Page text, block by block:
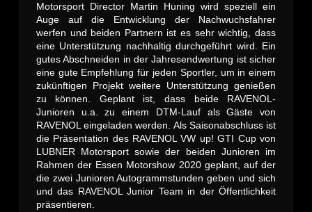
Motorsport Director Martin Huning wird speziell ein
Auge auf die Entwicklung der Nachwuchsfahrer
werfen und beiden Partnern ist es sehr wichtig, dass
eine Unterstützung nachhaltig durchgeführt wird. Ein
gutes Abschneiden in der Jahresendwertung ist sicher
eine gute Empfehlung für jeden Sportler, um in einem
zukünftigen Projekt weitere Unterstützung genießen
zu können. Geplant ist, dass beide RAVENOL-
Junioren u.a. zu einem DTM-Lauf als Gäste von
RAVENOL eingeladen werden. Als Saisonabschluss ist
die Präsentation des RAVENOL VW up! GTI Cup von
LUBNER Motorsport sowie der beiden Junioren im
Rahmen der Essen Motorshow 2020 geplant, auf der
die zwei Junioren Autogrammstunden geben und sich
und das RAVENOL Junior Team in der Öffentlichkeit
präsentieren.